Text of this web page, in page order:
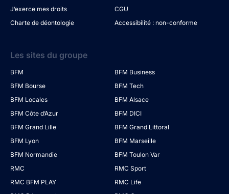
J’exerce mes droits
CGU
Charte de déontologie
Accessibilité : non-conforme
Les sites du groupe
BFM
BFM Business
BFM Bourse
BFM Tech
BFM Locales
BFM Alsace
BFM Côte d’Azur
BFM DICI
BFM Grand Lille
BFM Grand Littoral
BFM Lyon
BFM Marseille
BFM Normandie
BFM Toulon Var
RMC
RMC Sport
RMC BFM PLAY
RMC Life